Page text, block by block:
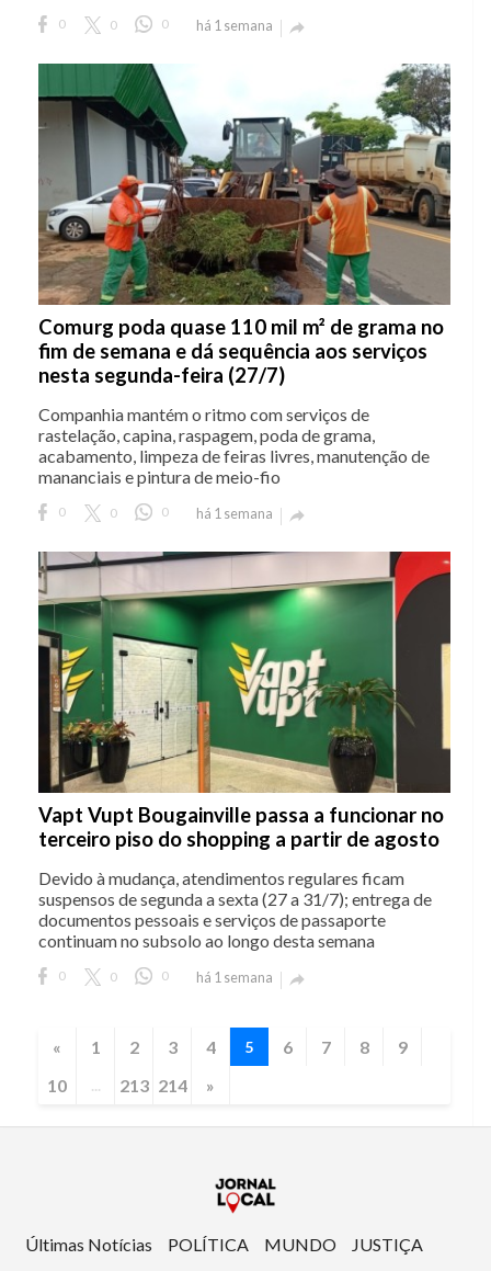
0 0 0 há 1 semana 
Comurg poda quase 110 mil m² de grama no
fim de semana e dá sequência aos serviços
nesta segunda-feira (27/7)
Companhia mantém o ritmo com serviços de
rastelação, capina, raspagem, poda de grama,
acabamento, limpeza de feiras livres, manutenção de
mananciais e pintura de meio-fio
0 0 0 há 1 semana 
Vapt Vupt Bougainville passa a funcionar no
terceiro piso do shopping a partir de agosto
Devido à mudança, atendimentos regulares ficam
suspensos de segunda a sexta (27 a 31/7); entrega de
documentos pessoais e serviços de passaporte
continuam no subsolo ao longo desta semana
0 0 0 há 1 semana 
« 1 2 3 4 5 6 7 8
9
10
... 213 214 »
Últimas Notícias POLÍTICA MUNDO JUSTIÇA